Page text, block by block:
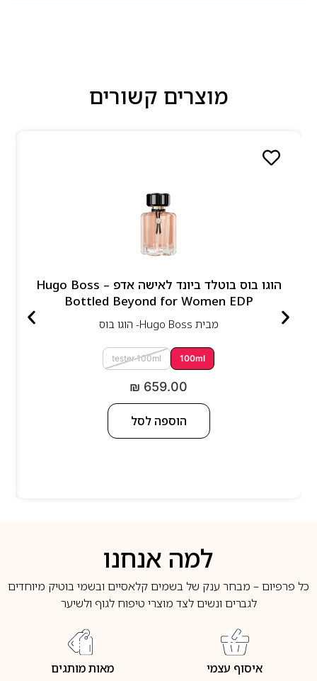
מוצרים קשורים
הוגו בוס בוטלד ביונד לאישה אדפ – Hugo Boss
Bottled Beyond for Women EDP
מבית Hugo Boss- הוגו בוס
100ml
tester 100ml
₪ 659.00
הוספה לסל
למה אנחנו
כל פרפיום – מבחר ענק של בשמים קלאסיים ובשמי בוטיק מיוחדים
לגברים ונשים לצד מוצרי טיפוח לגוף ולשיער
איסוף עצמי מאות מותגים